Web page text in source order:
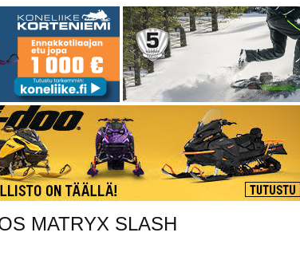
MATRYX SLASH